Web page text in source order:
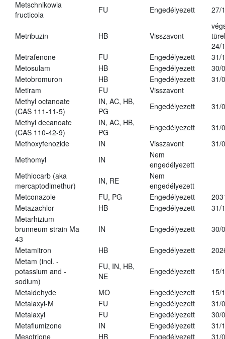
Metschnikowia
fructicola
FU Engedélyezett 27/
Metribuzin HB Visszavont
24/
Metrafenone
FU Engedélyezett
31/
Metosulam
HB Engedélyezett
30/
Metobromuron
HB Engedélyezett
31/
Metiram
FU
Visszavont
Methyl octanoate
(CAS 111-11-5)
IN, AC, HB,
PG
Engedélyezett
31/
Methyl decanoate
(CAS 110-42-9)
IN, AC, HB,
PG
Engedélyezett
31/
Methoxyfenozide
IN Visszavont
31/
Methomyl
IN
Nem
engedélyezett
Methiocarb (aka
mercaptodimethur)
IN, RE
Nem
engedélyezett
Metconazole
FU, PG Engedélyezett
Metazachlor
HB Engedélyezett
31/
Metarhizium
brunneum strain Ma
43
IN Engedélyezett 30/
Metamitron HB Engedélyezett
Metam (incl. -
potassium and -
sodium)
FU, IN, HB,
NE
Engedélyezett 15/
Metaldehyde MO Engedélyezett
15/
Metalaxyl-M
FU Engedélyezett
31/
Metalaxyl
FU Engedélyezett
30/
Metaflumizone
IN Engedélyezett
31/
Mesotrione
HB Engedélyezett
31/